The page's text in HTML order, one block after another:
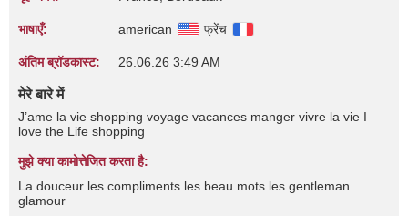
भाषाएँ: american फ्रेंच
अंतिम ब्रॉडकास्ट: 26.06.26 3:49 AM
मेरे बारे में
J’ame la vie shopping voyage vacances manger vivre la vie I
love the Life shopping
मुझे क्या कामोत्तेजित करता है:
La douceur les compliments les beau mots les gentleman
glamour